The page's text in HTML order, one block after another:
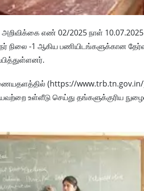
அறிவிக்கை எண் 02/2025 நாள்
நிலை -1 ஆகிய பணியிடங்களுக்கான
(https://www.trb.tn.gov.in/
உள்ளீடு செய்து தங்களுக்குரிய